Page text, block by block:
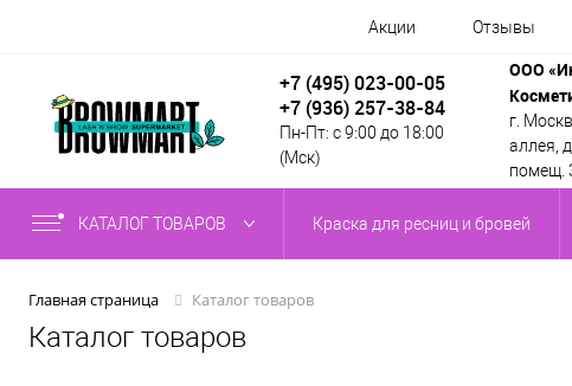
Акции Отзывы
+7 (495) 023-00-05
+7 (936) 257-38-84
Пн-Пт: с 9:00 до 18:00
(Мск)
ООО
г.
аллея,
помещ.
КАТАЛОГ ТОВАРОВ Краска для ресниц и бровей
Главная страница Каталог товаров
Каталог товаров